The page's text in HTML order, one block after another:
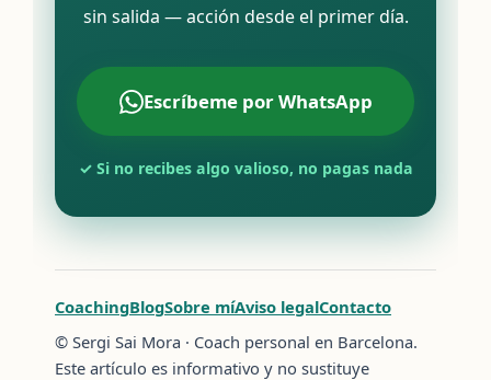
sin salida — acción desde el primer día.
Escríbeme por WhatsApp
✓ Si no recibes algo valioso, no pagas nada
CoachingBlogSobre míAviso legalContacto
© Sergi Sai Mora · Coach personal en Barcelona.
Este artículo es informativo y no sustituye